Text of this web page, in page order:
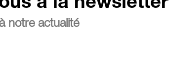
à la newsletter
notre actualité